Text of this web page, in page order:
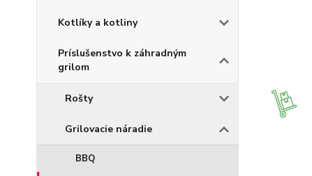
Kotlíky a kotliny
Príslušenstvo k záhradným
grilom
Rošty
Grilovacie náradie
BBQ